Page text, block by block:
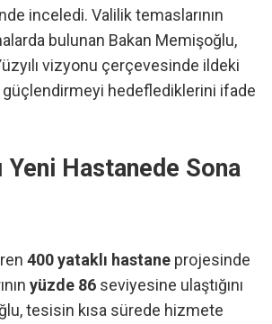
inceledi. Valilik temaslarının
bulunan Bakan Memişoğlu,
vizyonu çerçevesinde ildeki
güçlendirmeyi hedeflediklerini ifade
Yeni Hastanede Sona
400 yataklı hastane projesinde
yüzde 86 seviyesine ulaştığını
tesisin kısa sürede hizmete